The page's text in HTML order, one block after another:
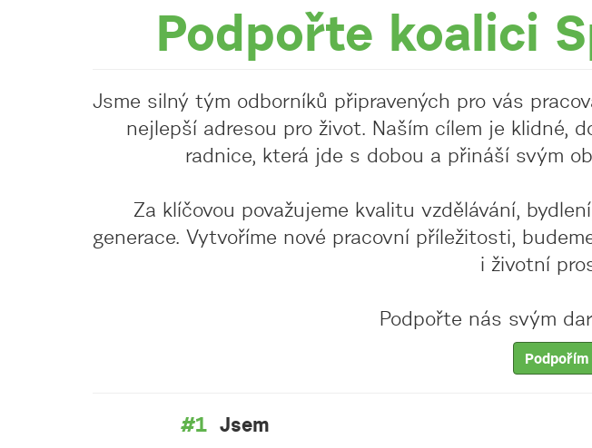
Podpořte koalici
Jsme silný tým odborníků připravených pro vás
nejlepší adresou pro život. Naším cílem je klidné,
radnice, která jde s dobou a přináší svým
Za klíčovou považujeme kvalitu vzdělávání,
generace. Vytvoříme nové pracovní příležitosti,
i životní
Podpořte nás svým
Jsem